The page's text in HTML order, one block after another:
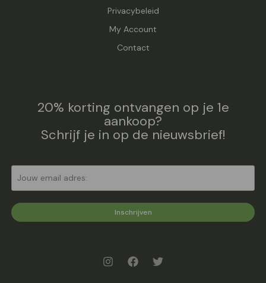
Privacybeleid
My Account
Contact
20% korting ontvangen op je 1e
aankoop?
Schrijf je in op de nieuwsbrief!
Inschrijven